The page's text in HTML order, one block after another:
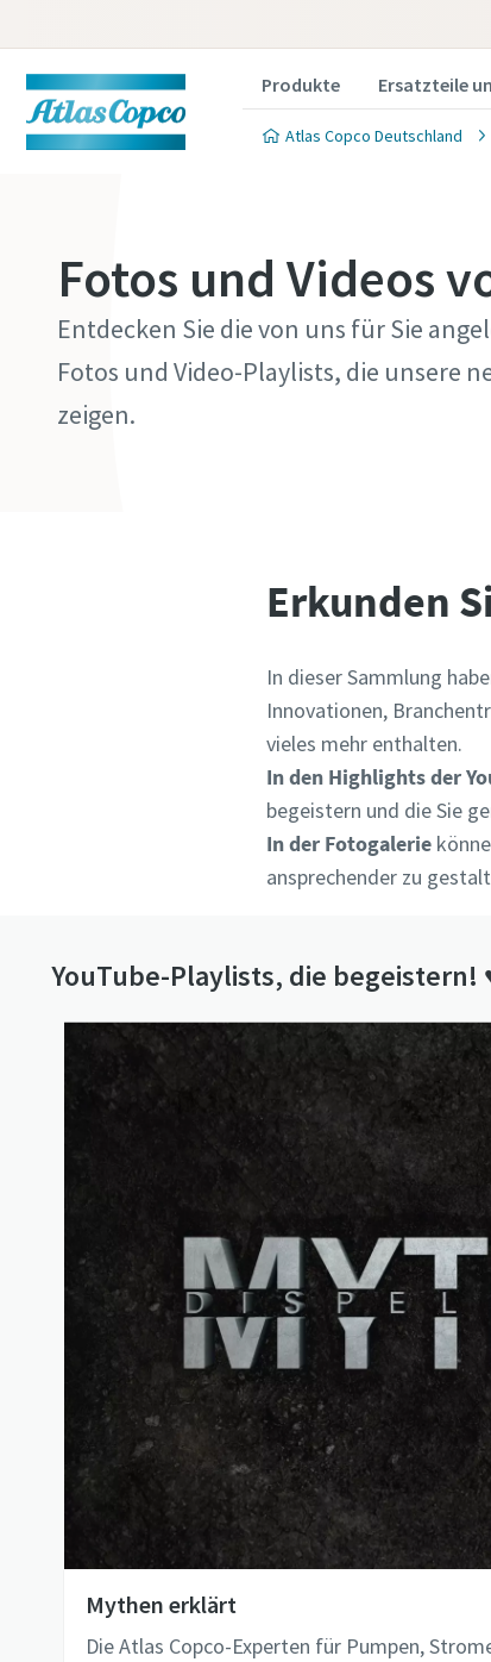
Produkte Ersatzteile
Atlas Copco Deutschland
Fotos und Videos
Entdecken Sie die von uns für Sie
Fotos und Video-Playlists, die unsere
zeigen.
Erkunden
In dieser Sammlung
Innovationen,
vieles mehr enthalten.
In den Highlights der
begeistern und die Sie
In der Fotogalerie
ansprechender zu
YouTube-Playlists, die begeistern!
Mythen erklärt
Die Atlas Copco-Experten für Pumpen,